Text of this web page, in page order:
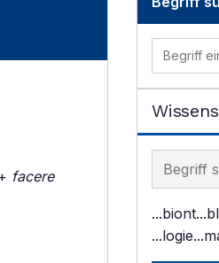
facere
Begriff
...biont
...logie